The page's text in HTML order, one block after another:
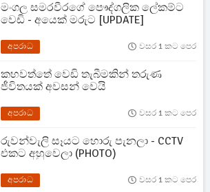
මංගල සමරවීරගේ පෞද්ගලික ලේකම්ට
වෙඩි - අයෙක් මරුට [UPDATE]
අපරාධ වසර 1 කට පෙර
කහවත්තේ වෙඩි තැබීමකින් තරුණ
ජීවිතයක් අවසන් වෙයි
අපරාධ වසර 1 කට පෙර
රුවන්වැලි සෑයට හොරු පැනලා - CCTV
එකට අහුවෙලා (PHOTO)
අපරාධ වසර 1 කට පෙර